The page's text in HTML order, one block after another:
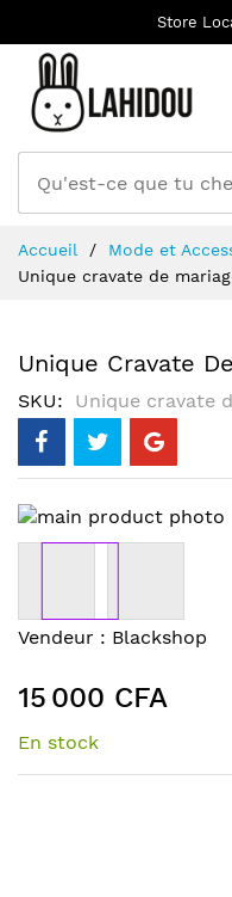
Store
au
contenu
Accueil
Mode et
Unique cravate de
Unique Cravate
SKU Unique cravate
Skip
to
of
the
gallery
Skip
the
beginning
of
Vendeur : Blackshop
15 000 CFA
En stock